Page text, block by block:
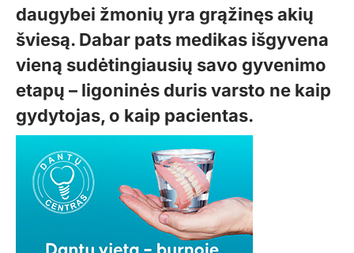
daugybei žmonių yra grąžinęs akių
šviesą. Dabar pats medikas išgyvena
vieną sudėtingiausių savo gyvenimo
etapų – ligoninės duris varsto ne kaip
gydytojas, o kaip pacientas.